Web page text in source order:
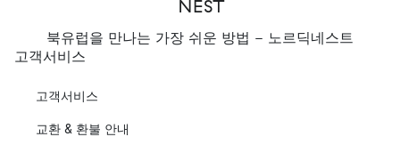
북유럽을 만나는 가장 쉬운 방법 - 노르딕네스트
고객서비스
고객서비스
교환 & 환불 안내